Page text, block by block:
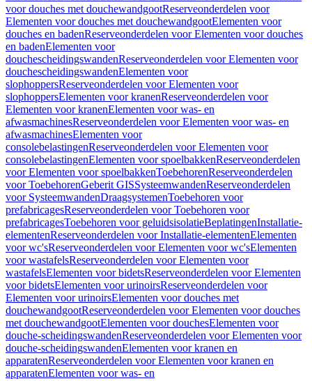
voor douches met douchewandgootReserveonderdelen voor
Elementen voor douches met douchewandgootElementen voor
douches en badenReserveonderdelen voor Elementen voor douches
en badenElementen voor
douchescheidingswandenReserveonderdelen voor Elementen voor
douchescheidingswandenElementen voor
slophoppersReserveonderdelen voor Elementen voor
slophoppersElementen voor kranenReserveonderdelen voor
Elementen voor kranenElementen voor was- en
afwasmachinesReserveonderdelen voor Elementen voor was- en
afwasmachinesElementen voor
consolebelastingenReserveonderdelen voor Elementen voor
consolebelastingenElementen voor spoelbakkenReserveonderdelen
voor Elementen voor spoelbakkenToebehorenReserveonderdelen
voor ToebehorenGeberit GISSysteemwandenReserveonderdelen
voor SysteemwandenDraagsystemenToebehoren voor
prefabricagesReserveonderdelen voor Toebehoren voor
prefabricagesToebehoren voor geluidsisolatieBeplatingenInstallatie-
elementenReserveonderdelen voor Installatie-elementenElementen
voor wc'sReserveonderdelen voor Elementen voor wc'sElementen
voor wastafelsReserveonderdelen voor Elementen voor
wastafelsElementen voor bidetsReserveonderdelen voor Elementen
voor bidetsElementen voor urinoirsReserveonderdelen voor
Elementen voor urinoirsElementen voor douches met
douchewandgootReserveonderdelen voor Elementen voor douches
met douchewandgootElementen voor douchesElementen voor
douche-scheidingswandenReserveonderdelen voor Elementen voor
douche-scheidingswandenElementen voor kranen en
apparatenReserveonderdelen voor Elementen voor kranen en
apparatenElementen voor was- en